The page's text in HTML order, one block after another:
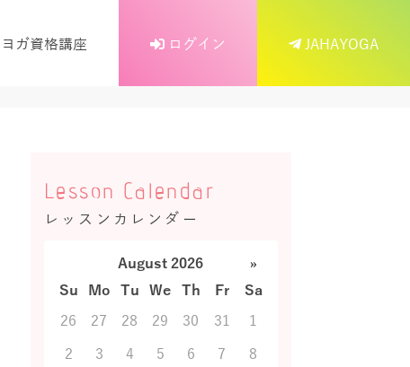
ヨガ資格講座 ログイン JAHAYOGA
Lesson Calendar
レッスンカレンダー
August 2026
»
Su
Mo Tu We Th Fr
Sa
26
27 28 29 30 31
1
2
3 4 5 6 7
8